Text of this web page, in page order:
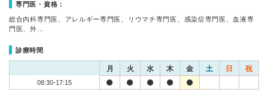
専門医・資格：
総合内科専門医、アレルギー専門医、リウマチ専門医、感染症専門医、血液専
門医、外…
診療時間
月 火 水 木 金 土 日 祝
08:30-17:15